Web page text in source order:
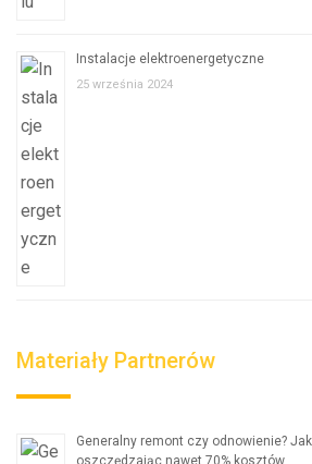
Instalacje elektroenergetyczne
25 września 2024
Materiały Partnerów
Generalny remont czy odnowienie?
oszczędzając nawet 70% kosztów